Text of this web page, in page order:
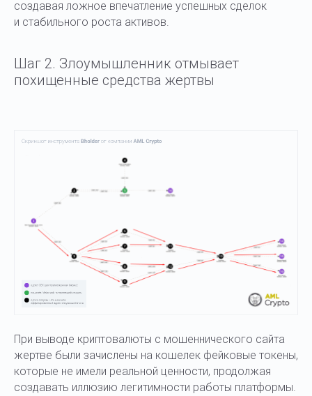
создавая ложное впечатление успешных сделок
и стабильного роста активов.
Шаг 2. Злоумышленник отмывает
похищенные средства жертвы
При выводе криптовалюты с мошеннического сайта
жертве были зачислены на кошелек фейковые токены,
которые не имели реальной ценности, продолжая
создавать иллюзию легитимности работы платформы.